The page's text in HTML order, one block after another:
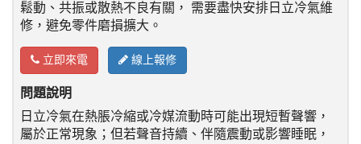
鬆動、共振或散熱不良有關， 需要盡快安排日立冷氣維
修，避免零件磨損擴大。
立即來電 線上報修
問題說明
日立冷氣在熱脹冷縮或冷媒流動時可能出現短暫聲響，
屬於正常現象；但若聲音持續、伴隨震動或影響睡眠，